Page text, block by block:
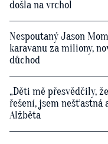
došla na vrchol
Nespoutaný Jason
karavanu za miliony,
důchod
„Děti mě přesvědčily,
řešení, jsem nešťastná
Alžběta